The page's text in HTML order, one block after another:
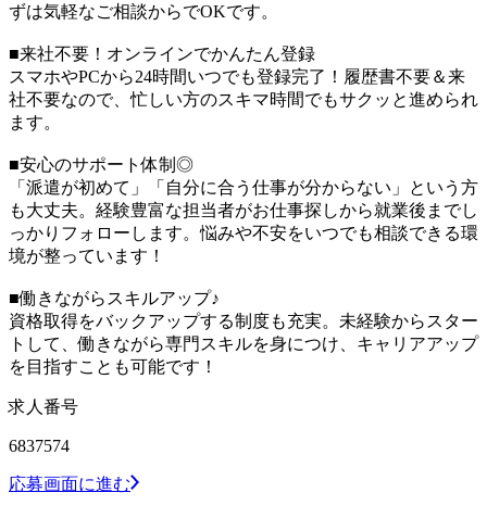
ずは気軽なご相談からでOKです。
■来社不要！オンラインでかんたん登録
スマホやPCから24時間いつでも登録完了！履歴書不要＆来
社不要なので、忙しい方のスキマ時間でもサクッと進められ
ます。
■安心のサポート体制◎
「派遣が初めて」「自分に合う仕事が分からない」という方
も大丈夫。経験豊富な担当者がお仕事探しから就業後までし
っかりフォローします。悩みや不安をいつでも相談できる環
境が整っています！
■働きながらスキルアップ♪
資格取得をバックアップする制度も充実。未経験からスター
トして、働きながら専門スキルを身につけ、キャリアアップ
を目指すことも可能です！
求人番号
6837574
応募画面に進む